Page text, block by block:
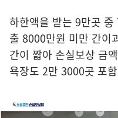
하한액을 받는 9만곳
출 8000만원 미만 간이
간이 짧아 손실보상 금
욕장도 2만 3000곳 포